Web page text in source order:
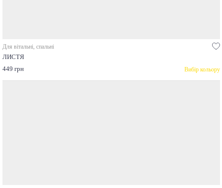
Для вітальні, спальні
ЛИСТЯ
449 грн
Вибір кольору